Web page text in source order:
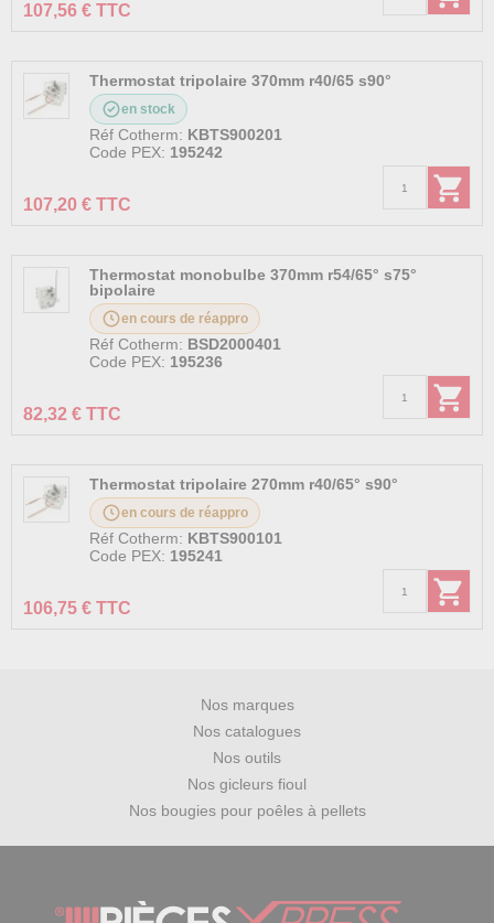
107,56 € TTC
Thermostat tripolaire 370mm r40/65 s90°
en stock
Réf Cotherm: KBTS900201
Code PEX: 195242
107,20 € TTC
Thermostat monobulbe 370mm r54/65° s75°
bipolaire
en cours de réappro
Réf Cotherm: BSD2000401
Code PEX: 195236
82,32 € TTC
Thermostat tripolaire 270mm r40/65° s90°
en cours de réappro
Réf Cotherm: KBTS900101
Code PEX: 195241
106,75 € TTC
Nos marques
Nos catalogues
Nos outils
Nos gicleurs fioul
Nos bougies pour poêles à pellets